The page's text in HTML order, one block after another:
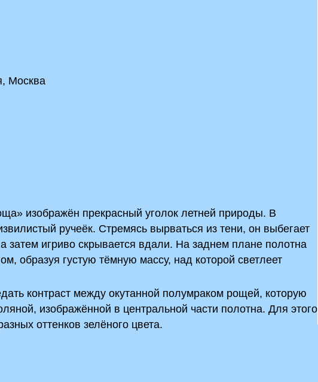
Москва
изображён прекрасный уголок летней природы. В
ручеёк. Стремясь вырваться из тени, он выбегает
затем игриво скрывается вдали. На заднем плане полотна
образуя густую тёмную массу, над которой светлеет
контраст между окутанной полумраком рощей, которую
изображённой в центральной части полотна. Для этого
оттенков зелёного цвета.